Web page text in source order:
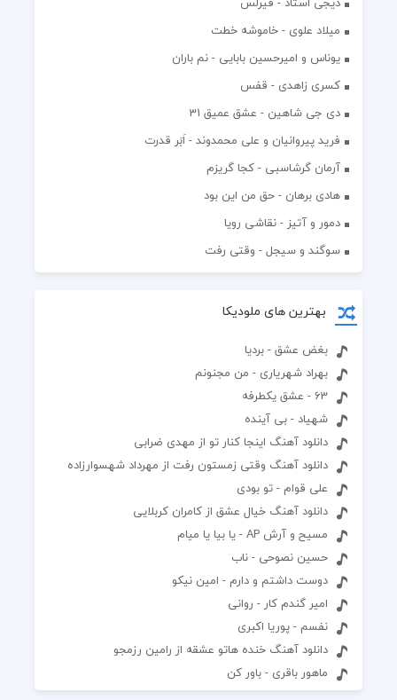
میلاد علوی - خاموشه خطت
یوناس و امیرحسین بابایی - نم باران
کسری زاهدی - قفس
دی جی شاهین - عشق عمیق 31
فرید پیروانیان و علی محمدوند - اَبَر قدرت
آرمان گرشاسبی - کجا گریزم
هادی برهان - حق من این بود
دمور و آتیز - نقاشی رویا
سوگند و سیجل - وقتی رفت
بهترین های ملودیکا
بغض عشق - بردیا
بهراد شهریاری - من مجنونم
63 - عشق یکطرفه
شهیاد - بی آینده
دانلود آهنگ اینجا کنار تو از مهدی ضرابی
دانلود آهنگ وقتی زمستون رفت از مهرداد شهسوارزاده
علی قوام - تو بودی
دانلود آهنگ خیال عشق از کامران کربلایی
مسیح و آرش AP - یا بیا یا میام
حسین نصوحی - ناب
دوست داشتم و دارم - امین نیکو
امیر گندم کار - روانی
نفسم - پوریا اکبری
دانلود آهنگ خنده هاتو عشقه از رامین رزمجو
ماهور باقری - باور کن